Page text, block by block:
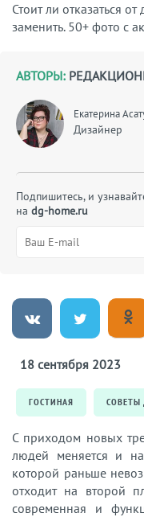
Стоит ли отказаться
заменить. 50+ фото с
АВТОРЫ:
Екатерина
Дизайнер
Подпишитесь, и
на dg-home.ru
18 сентября 2023
ГОСТИНАЯ СОВЕТЫ
С приходом новых
людей меняется и
которой раньше
отходит на второй
современная и